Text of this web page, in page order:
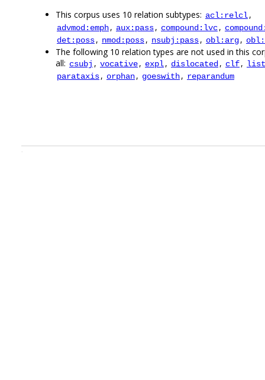
This corpus uses 10 relation subtypes: acl:relcl,
advmod:emph, aux:pass, compound:lvc,
det:poss, nmod:poss, nsubj:pass, obl:arg,
The following 10 relation types are not used in this
all: csubj , vocative, expl, dislocated , clf, list
parataxis, orphan, goeswith, reparandum
.